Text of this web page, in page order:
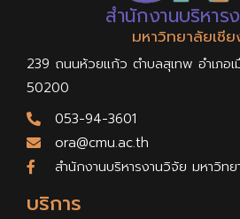
บริการ
สำนักงานบริหาร
มหาวิทยาลัยเชีย
239 ถนนห้วยแก้ว ตำบลสุเทพ อำเภอ
50200
053-94-3601
ora@cmu.ac.th
สำนักงานบริหารงานวิจัย มหาวิทย